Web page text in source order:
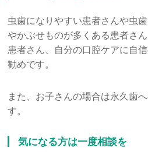
虫歯になりやすい患者さんや虫
やかぶせものが多くある患者さ
患者さん、自分の口腔ケアに自
勧めです。
また、お子さんの場合は永久歯
す。
気になる方は一度相談を